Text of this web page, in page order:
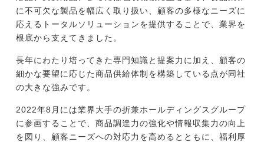
中長期で転職をお考えの方
に不可欠な製品を幅広く取り扱い、顧客の多様なニーズに
応えるトータルソリューションを提供することで、業界を
根底から支えてきました。
長年にわたり培ってきた専門知識と提案力に加え、顧客の
細かな要望に応じた商品供給体制を構築している点が同社
の大きな強みです。
2022年8月には業界大手の折兼ホールディングスグループ
に参画することで、商品調達力の強化や情報収集力の向上
を図り、顧客ニーズへの対応力を高めるとともに、福利厚